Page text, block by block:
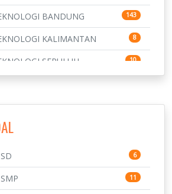
BANDUNG 143
KALIMANTAN 8
SEPULUH
10
3
169
6
11